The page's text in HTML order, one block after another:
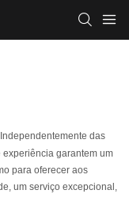
das
garantem um
para oferecer aos
um serviço excepcional,